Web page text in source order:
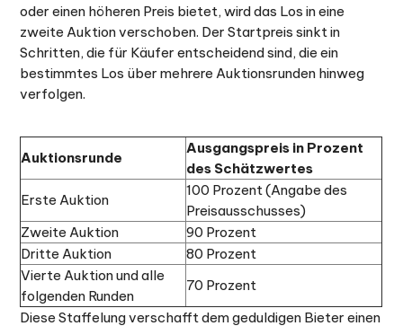
oder einen höheren Preis bietet, wird das Los in eine
zweite Auktion verschoben. Der Startpreis sinkt in
Schritten, die für Käufer entscheidend sind, die ein
bestimmtes Los über mehrere Auktionsrunden hinweg
verfolgen.
Auktionsrunde
Ausgangspreis in Prozent
des Schätzwertes
Erste Auktion
100 Prozent (Angabe des
Preisausschusses)
Zweite Auktion
90 Prozent
Dritte Auktion
80 Prozent
Vierte Auktion und alle
folgenden Runden
70 Prozent
Diese Staffelung verschafft dem geduldigen Bieter einen